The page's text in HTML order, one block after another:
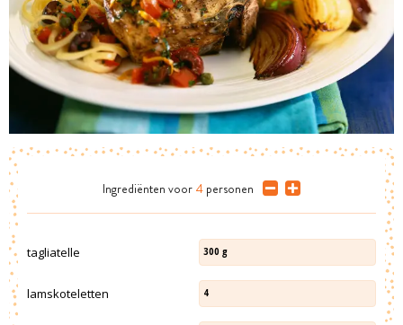
Ingrediënten voor 4 personen
tagliatelle 300 g
lamskoteletten 4